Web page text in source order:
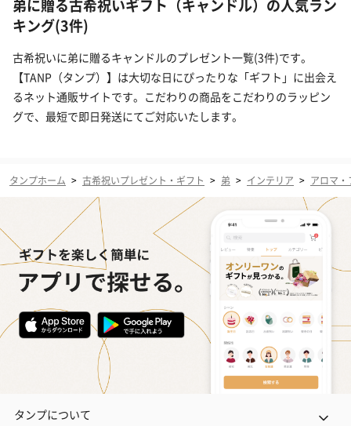
弟に贈る古希祝いギフト（キャンドル）の人気ラン
キング(3件)
古希祝いに弟に贈るキャンドルのプレゼント一覧(3件)です。
【TANP（タンプ）】は大切な日にぴったりな「ギフト」に出会え
るネット通販サイトです。こだわりの商品をこだわりのラッピン
グで、最短で即日発送にてご対応いたします。
タンプホーム > 古希祝いプレゼント・ギフト > 弟 > インテリア > アロマ
タンプについて